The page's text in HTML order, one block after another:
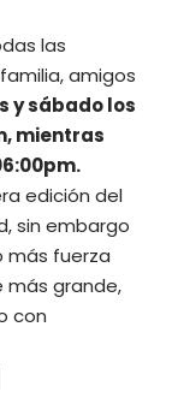
las
amigos
y sábado los
mientras
edición del
sin embargo
más fuerza
más grande,
con